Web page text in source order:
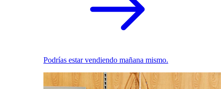
Podrías estar vendiendo mañana mismo.